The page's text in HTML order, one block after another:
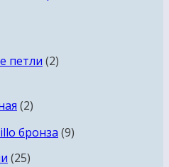
петли 2товара
22
товара
бронза 99
2525